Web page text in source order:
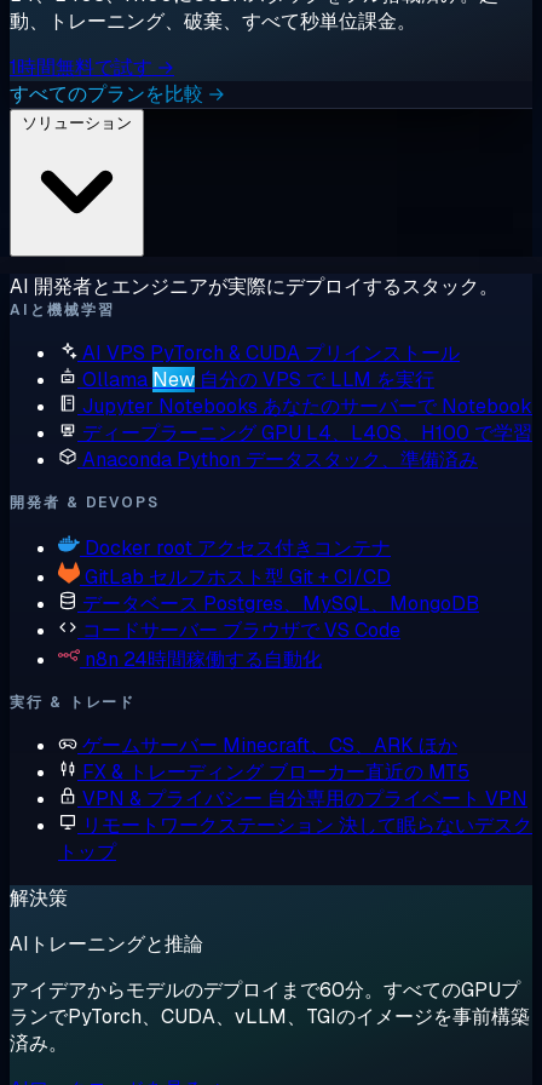
動、トレーニング、破棄、すべて秒単位課金。
1時間無料で試す →
すべてのプランを比較 →
AI 開発者とエンジニアが実際にデプロイするスタック。
AIと機械学習
AI VPS PyTorch & CUDA プリインストール
Ollama New 自分の VPS で LLM を実行
Jupyter Notebooks あなたのサーバーで Notebook
ディープラーニング GPU L4、L40S、H100 で学習
Anaconda Python データスタック、準備済み
開発者 & DEVOPS
Docker root アクセス付きコンテナ
GitLab セルフホスト型 Git + CI/CD
データベース Postgres、MySQL、MongoDB
コードサーバー ブラウザで VS Code
n8n 24時間稼働する自動化
実行 & トレード
ゲームサーバー Minecraft、CS、ARK ほか
FX & トレーディング ブローカー直近の MT5
VPN & プライバシー 自分専用のプライベート VPN
リモートワークステーション 決して眠らないデスク
トップ
解決策
AIトレーニングと推論
アイデアからモデルのデプロイまで60分。すべてのGPUプ
ランでPyTorch、CUDA、vLLM、TGIのイメージを事前構築
済み。